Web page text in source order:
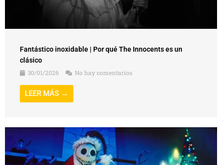
Fantástico inoxidable | Por qué The Innocents es un
clásico
30/01/2026
No hay comentarios
LEER MÁS →